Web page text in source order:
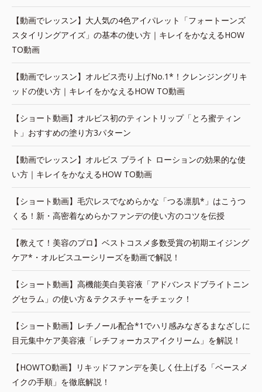
【動画でレッスン】大人気の4色アイパレット「フォートーンズ
スタイリングアイズ」の基本の使い方｜キレイをかなえるHOW
TO動画
【動画でレッスン】オルビス売り上げNo.1*！クレンジングリキ
ッドの使い方｜キレイをかなえるHOW TO動画
【ショート動画】オルビス初のティントリップ「とろ蜜ティン
ト」おすすめの塗り方3パターン
【動画でレッスン】オルビス ブライト ローションの効果的な使
い方｜キレイをかなえるHOW TO動画
【ショート動画】毛穴レスでなめらかな「つる凛肌*」はこうつ
くる！新・高密着なめらかファンデの使い方のコツを伝授
【教えて！美容のプロ】ベストコスメ多数受賞の初期エイジング
ケア*・オルビスユーシリーズを動画で解説！
【ショート動画】高機能美白美容液「アドバンスドブライトニン
グセラム」の使い方＆テクスチャーをチェック！
【ショート動画】レチノール配合*1でハリ感みなぎるまなざしに
目元集中ケア美容液「レチフォーカスアイクリーム」を解説！
【HOWTO動画】リキッドファンデを美しく仕上げる「ベースメ
イクの手順」を徹底解説！